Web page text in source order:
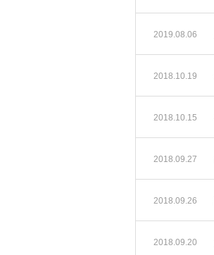
2019.08.06
2018.10.19
2018.10.15
2018.09.27
2018.09.26
2018.09.20